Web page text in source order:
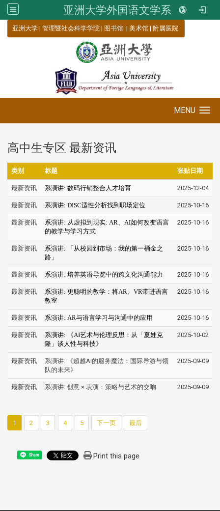
亚洲大学外国语文学系
亚洲大学 | 管理暨社会科学学院 | 图书馆 | 美术馆 | 附属医院
MENU
高中生专区 最新资讯
类别 标题 张贴日期
最新资讯 系演讲: 数码行销整合人才培育 2025-12-04
最新资讯 系演讲: DISC适性分析找到职场定位 2025-10-16
最新资讯
系演讲: 从虚拟到现实: AR、AI如何改变语言
的教学与学习方式
2025-10-16
最新资讯
系演讲: 「从校园到市场：我的第一桶金之
路」
2025-10-16
最新资讯 系演讲: 培养英语导览中的跨文化沟通能力 2025-10-16
最新资讯
系演讲: 更聪明的教学：将AR、VR带进语言
教室
2025-10-16
最新资讯 系演讲: AR与语言学习与沟通中的应用 2025-10-16
最新资讯 系演讲: 《AI艺术与伦理反思：从「夏娃克
隆」谈人性与科技》
2025-10-02
最新资讯
系演讲: 《超越AI的服务魔法：国际导游与领
队的未来》
2025-09-09
最新资讯 系演讲: 创意 × 表演：策略与艺术的交响 2025-09-09
1 2 3 4 5 下一页 最后
Share Print this page